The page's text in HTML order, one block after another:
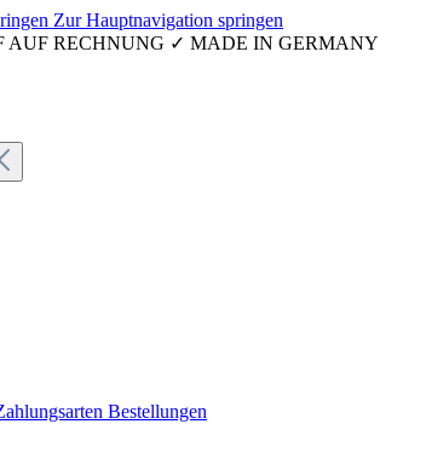
Zur Hauptnavigation springen
RECHNUNG ✓ MADE IN GERMANY
Bestellungen